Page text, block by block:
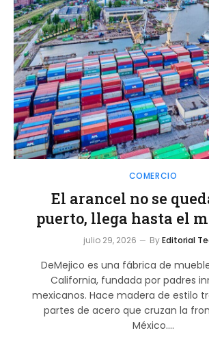
COMERCIO
El arancel no se
puerto, llega hasta el
julio 29, 2026 ByEditorial
DeMejico es una fábrica de
California, fundada por padres
mexicanos. Hace madera de estilo
partes de acero que cruzan la
México.…